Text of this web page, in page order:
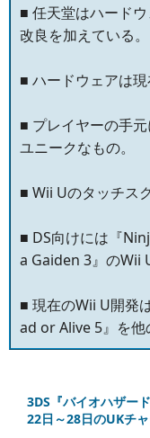
■ 任天堂はハード
改良を加えている。
■ ハードウェアは現
■ プレイヤーの手
ユニークなもの。
■ Wii Uのタッチス
■ DS向けには『
a Gaiden 3』のWii
■ 現在のWii U開発
ad or Alive 5』を他
3DS『バイオハザー
22日～28日のUKチ